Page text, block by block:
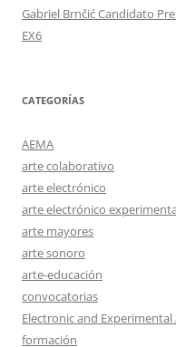
Gabriel Brnčić Candidato
EX6
CATEGORÍAS
AEMA
arte colaborativo
arte electrónico
arte electrónico
arte mayores
arte sonoro
arte-educación
convocatorias
Electronic and Experimental
formación